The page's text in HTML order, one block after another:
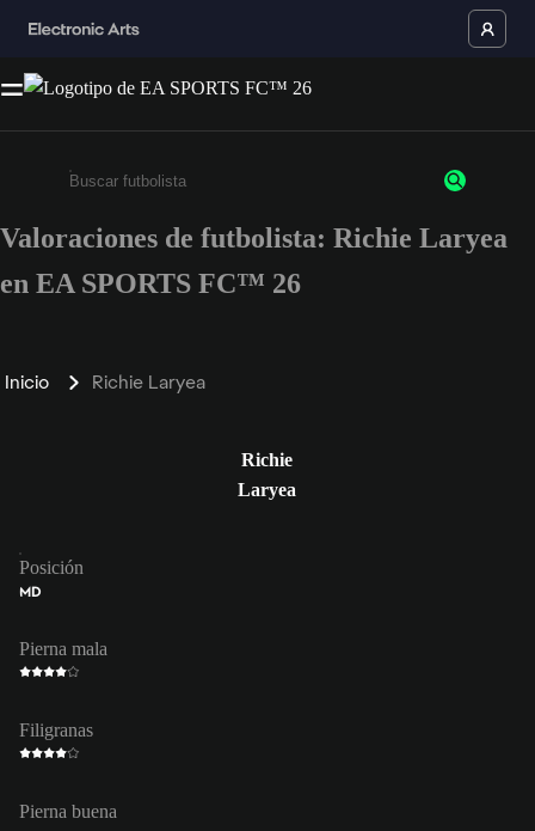
Escribe un mínimo de 3 caracteres o números.
Valoraciones de futbolista: Richie Laryea
en EA SPORTS FC™ 26
Inicio Richie Laryea
Richie
Laryea
Posición
MD
Pierna mala
Filigranas
Pierna buena